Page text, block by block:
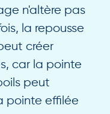
n'altère pas
la repousse
créer
car la pointe
peut
pointe effilée